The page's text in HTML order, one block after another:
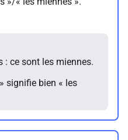
: ce sont les miennes.
signifie bien « les